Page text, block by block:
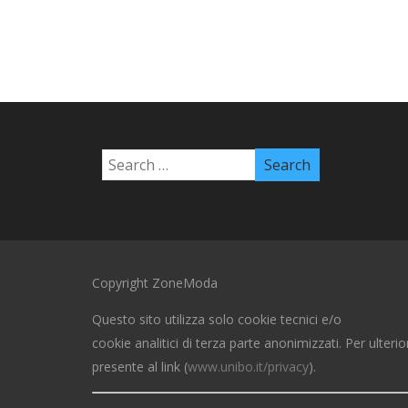
Copyright ZoneModa
Questo sito utilizza solo cookie tecnici e/o
cookie analitici di terza parte anonimizzati. Per
presente al link (www.unibo.it/privacy).